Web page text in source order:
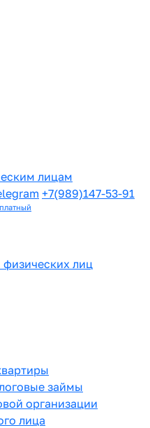
лицам
+7(989)147-53-91
лиц
займы
организации
лица